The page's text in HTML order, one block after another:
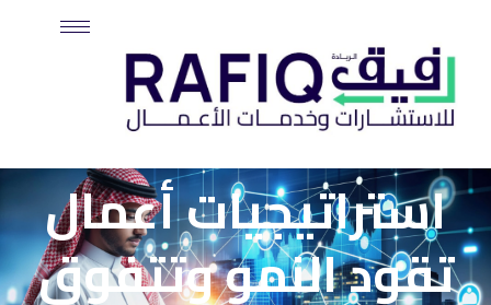
المحتوى
استراتيجيات أعمال
تقود النمو وتتفوق